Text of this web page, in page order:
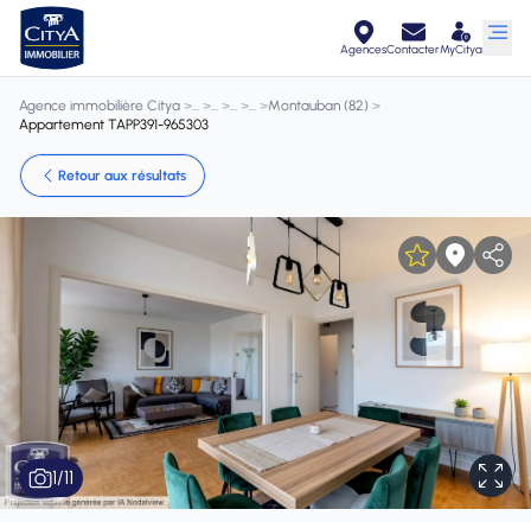
AgencesContacterMyCitya
Agence immobilière Citya > > > > >Montauban (82) >
Appartement TAPP391-965303
Retour aux résultats
1/11